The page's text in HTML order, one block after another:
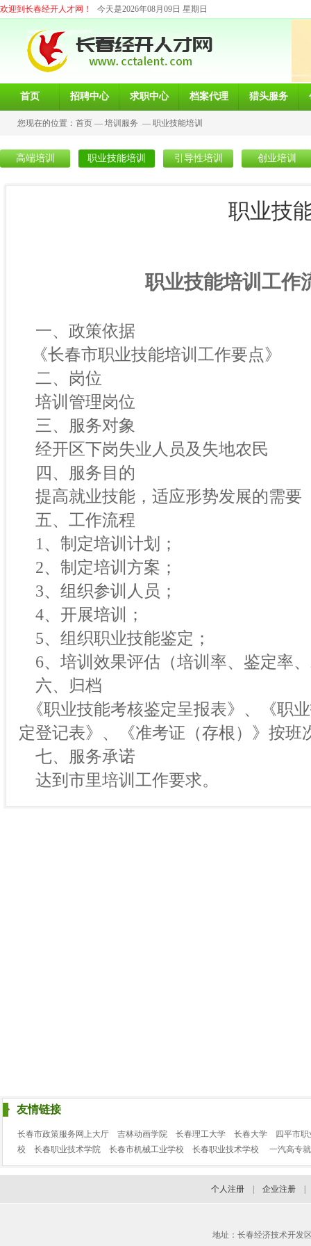
欢迎到长春经开人才网！ 今天是2026年08月09日 星期日
首页 招聘中心 求职中心 档案代理 猎头服务
您现在的位置： 首页 — 培训服务 — 职业技能培训
高端培训 职业技能培训 引导性培训 创业培训
职业技
职业技能培训工作
一、政策依据
《长春市职业技能培训工作要点》
二、岗位
培训管理岗位
三、服务对象
经开区下岗失业人员及失地农民
四、服务目的
提高就业技能，适应形势发展的需要
五、工作流程
1、制定培训计划；
2、制定培训方案；
3、组织参训人员；
4、开展培训；
5、组织职业技能鉴定；
6、培训效果评估（培训率、鉴定率
六、归档
《职业技能考核鉴定呈报表》、《职
定登记表》、《准考证（存根）》按班
七、服务承诺
达到市里培训工作要求。
友情链接
长春市政策服务网上大厅 吉林动画学院 长春理工大学 长春大学
四平市
校
长春职业技术学院 长春市机械工业学校 长春职业技术学校 一汽高专
个人注册 企业注册
地址：长春经济技术开发